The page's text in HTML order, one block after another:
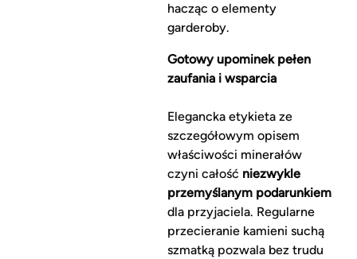
hacząc o elementy
garderoby.
Gotowy upominek pełen
zaufania i wsparcia
Elegancka etykieta ze
szczegółowym opisem
właściwości minerałów
czyni całość niezwykle
przemyślanym podarunkiem
dla przyjaciela. Regularne
przecieranie kamieni suchą
szmatką pozwala bez trudu